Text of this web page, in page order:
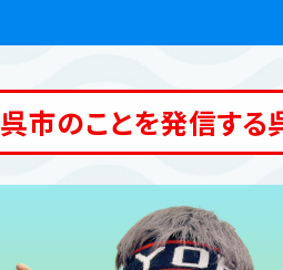
呉市のことを発信す